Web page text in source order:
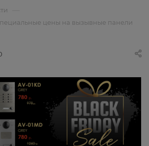
цены на вызывные панели